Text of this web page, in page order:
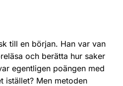
till en början. Han var van
och berätta hur saker
egentligen poängen med
istället? Men metoden